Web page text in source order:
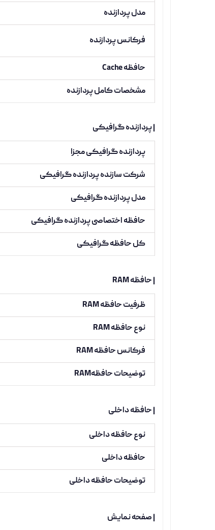
مدل پردازنده
فرکانس پردازنده
حافظه Cache
مشخصات کامل پردازنده
| پردازنده گرافیکی
پردازنده گرافیکی مجزا
شرکت سازنده پردازنده گرافیکی
مدل پردازنده گرافیکی
حافظه اختصاصی پردازنده گرافیکی
کل حافظه گرافیکی
| حافظه RAM
ظرفیت حافظه RAM
نوع حافظه RAM
فرکانس حافظه RAM
توضیحات حافظهRAM
| حافظه داخلی
نوع حافظه داخلی
حافظه داخلی
توضیحات حافظه داخلی
| صفحه نمایش